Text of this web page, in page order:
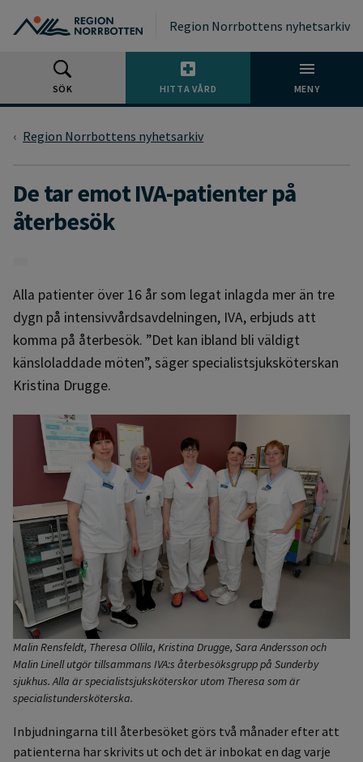
Region Norrbottens nyhetsarkiv
SÖK HITTA VÅRD MENY
Region Norrbottens nyhetsarkiv
De tar emot IVA-patienter på
återbesök
Alla patienter över 16 år som legat inlagda mer än tre
dygn på intensivvårdsavdelningen, IVA, erbjuds att
komma på återbesök. ”Det kan ibland bli väldigt
känsloladdade möten”, säger specialistsjuksköterskan
Kristina Drugge.
Malin Rensfeldt, Theresa Ollila, Kristina Drugge, Sara Andersson och
Malin Linell utgör tillsammans IVA:s återbesöksgrupp på Sunderby
sjukhus. Alla är specialistsjuksköterskor utom Theresa som är
specialistundersköterska.
Inbjudningarna till återbesöket görs två månader efter att
patienterna har skrivits ut och det är inbokat en dag varje